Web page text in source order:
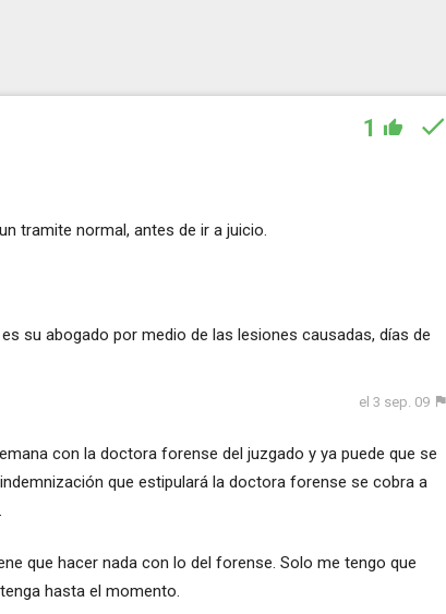
1
tramite normal, antes de ir a juicio.
su abogado por medio de las lesiones causadas, días de
el 3 sep. 09
con la doctora forense del juzgado y ya puede que se
que estipulará la doctora forense se cobra a
que hacer nada con lo del forense. Solo me tengo que
hasta el momento.